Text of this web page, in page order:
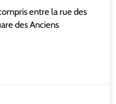
entre la rue des
des Anciens